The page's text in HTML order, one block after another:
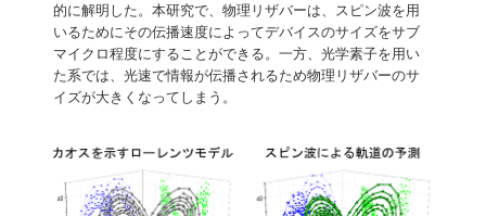
的に解明した。本研究で、物理リザバーは、スピン波を用
いるためにその伝播速度によってデバイスのサイズをサブ
マイクロ程度にすることができる。一方、光学素子を用い
た系では、光速で情報が伝播されるため物理リザバーのサ
イズが大きくなってしまう。